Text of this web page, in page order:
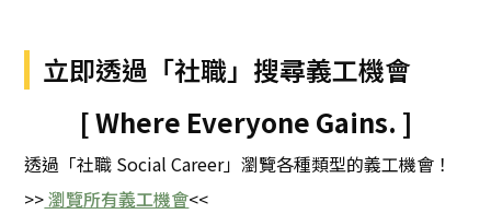
立即透過「社職」搜尋義工機會
[ Where Everyone Gains. ]
透過「社職 Social Career」瀏覽各種類型的義工機會！
>>瀏覽所有義工機會<<